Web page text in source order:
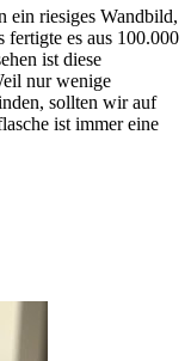
ein riesiges Wandbild,
es aus 100.000
ist diese
nur wenige
sollten wir auf
ist immer eine